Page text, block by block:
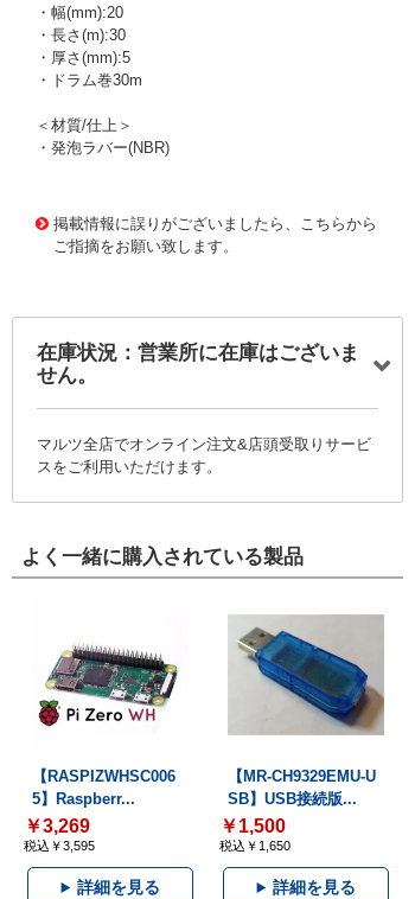
・幅(mm):20
・長さ(m):30
・厚さ(mm):5
・ドラム巻30m
＜材質/仕上＞
・発泡ラバー(NBR)
掲載情報に誤りがございましたら、こちらから
ご指摘をお願い致します。
在庫状況：営業所に在庫はございま
せん。
マルツ全店でオンライン注文&店頭受取りサービ
スをご利用いただけます。
よく一緒に購入されている製品
【RASPIZWHSC006
5】Raspberr...
￥3,269
税込￥3,595
詳細を見る
【MR-CH9329EMU-U
SB】USB接続版...
￥1,500
税込￥1,650
詳細を見る